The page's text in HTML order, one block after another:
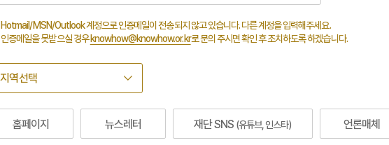
Hotmail/MSN/Outlook 계정으로 인증메일이 전송되지 않고 있습니다. 다른 계정을 입력해주세요.
인증메일을 못받으실 경우knowhow@knowhow.or.kr로 문의 주시면 확인 후 조치하도록 하겠습니다.
홈페이지 뉴스레터 재단 SNS (유튜브, 인스타) 언론매체